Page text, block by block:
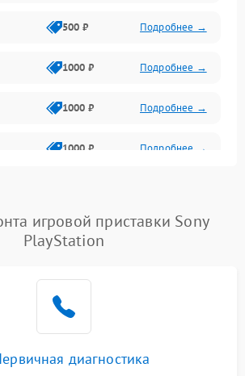
500 ₽ Подробнее →
1000 ₽ Подробнее →
1000 ₽ Подробнее →
1000 ₽ Подробнее →
игровой приставки Sony
PlayStation
диагностика